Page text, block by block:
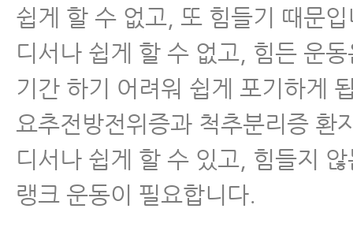
쉽게 할 수 없고, 또 힘들기 때문
디서나 쉽게 할 수 없고, 힘든 운
기간 하기 어려워 쉽게 포기하게
요추전방전위증과 척추분리증 환
디서나 쉽게 할 수 있고, 힘들지
랭크 운동이 필요합니다.